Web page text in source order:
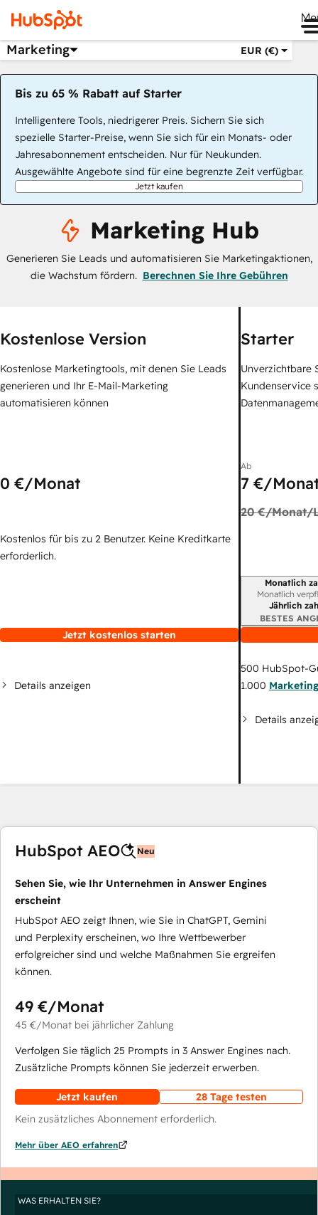
Marketing EUR (€)
Bis zu 65 % Rabatt auf Starter
Intelligentere Tools, niedrigerer Preis. Sichern Sie sich
spezielle Starter-Preise, wenn Sie sich für ein Monats- oder
Jahresabonnement entscheiden. Nur für Neukunden.
Ausgewählte Angebote sind für eine begrenzte Zeit verfügbar.
Jetzt kaufen
Marketing Hub
Generieren Sie Leads und automatisieren Sie Marketingaktionen,
die Wachstum fördern. Berechnen Sie Ihre Gebühren
Kostenlose Version
Kostenlose Marketingtools, mit denen Sie Leads
generieren und Ihr E-Mail-Marketing
automatisieren können
0 €/Monat
Kostenlos für bis zu 2 Benutzer. Keine Kreditkarte
erforderlich.
Jetzt kostenlos starten
Details anzeigen
Starter
Unverzichtbare
Kundenservice
Ab
7 €/
20 €/Monat/
Monatlich
Monatlich
Jährlich
BESTES
500 HubSpot-
1.000
Details
HubSpot AEO Neu
Sehen Sie, wie Ihr Unternehmen in Answer Engines
erscheint
HubSpot AEO zeigt Ihnen, wie Sie in ChatGPT, Gemini
und Perplexity erscheinen, wo Ihre Wettbewerber
erfolgreicher sind und welche Maßnahmen Sie ergreifen
können.
49 €/Monat
45 €/Monat bei jährlicher Zahlung
Verfolgen Sie täglich 25 Prompts in 3 Answer Engines nach.
Zusätzliche Prompts können Sie jederzeit erwerben.
Jetzt kaufen
28 Tage testen
Kein zusätzliches Abonnement erforderlich.
Mehr über AEO erfahren
WAS ERHALTEN SIE?